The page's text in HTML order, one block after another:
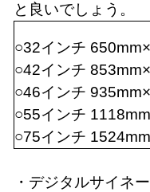
と良いでしょう。
○32インチ
○42インチ
○46インチ
○55インチ
○75インチ
・デジタルサイネ